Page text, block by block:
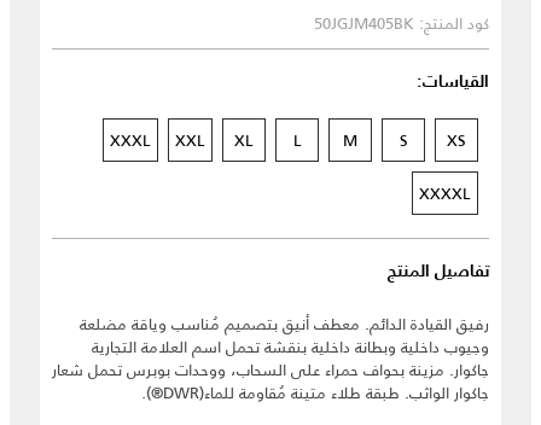
كود المنتج: 50JGJM405BK
القياسات:
XS
S
M
L
XL
XXL
XXXL
XXXXL
تفاصيل المنتج
رفيق القيادة الدائم. معطف أنيق بتصميم مُناسب وياقة مضلعة
وجيوب داخلية وبطانة داخلية بنقشة تحمل اسم العلامة التجارية
جاكوار. مزينة بحواف حمراء على السحاب، ووحدات بوبرس تحمل شعار
جاكوار الواثب. طبقة طلاء متينة مُقاومة للماء(DWR®).